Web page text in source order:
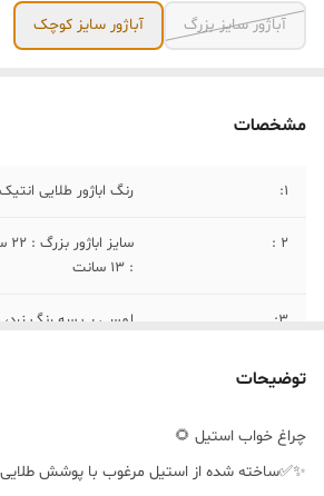
آباژور سایز بزرگ
آباژور سایز کوچک
مشخصات
۱: رنگ اباژور طلایی
۲ :
: ۱۳ سانت
۳:
لمسی ب سه رنگ زرد،
توضیحات
چراغ خواب استیل 🌻
✨✅ساخته شده از استیل مرغوب با پوشش